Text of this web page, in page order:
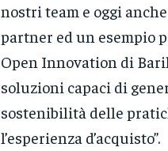
nostri team e oggi
partner ed un esempio
Open Innovation di
soluzioni capaci di
sostenibilità delle
l’esperienza d’acquisto”.